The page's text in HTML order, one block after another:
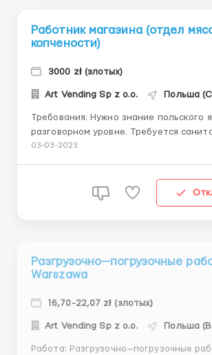
Работник магазина (отдел
копчености)
3000 zł (злотых)
Art Vending Sp z o.o. Польша
Требования: Нужно знание польского
разговорном уровне. Требуется
Своя удобная закрытая обувь.
только после после получения
03-03-2023
Разгрузочно—погрузочные
Warszawa
16,70-22,07 zł (злотых)
Art Vending Sp z o.o. Польша
Работа: Разгрузочно—погрузочные